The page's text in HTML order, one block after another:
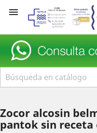

Zocor alcosin
pantok sin receta